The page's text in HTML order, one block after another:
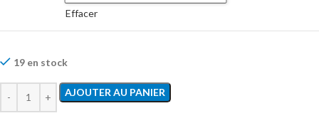
Effacer
19 en stock
AJOUTER AU PANIER